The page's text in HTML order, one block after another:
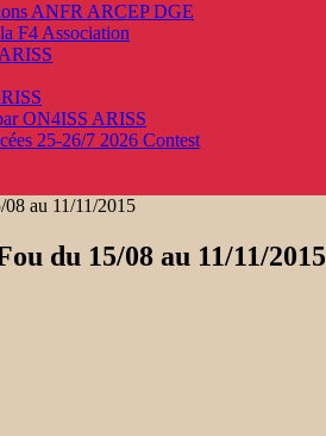
ANFR ARCEP DGE
F4 Association
ARISS
ON4ISS ARISS
25-26/7 2026 Contest
au 11/11/2015
du 15/08 au 11/11/2015